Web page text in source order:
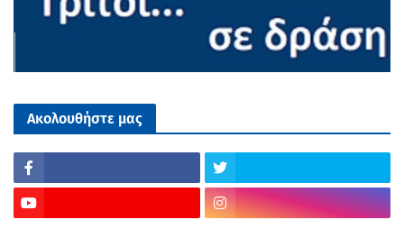
Ακολουθήστε μας